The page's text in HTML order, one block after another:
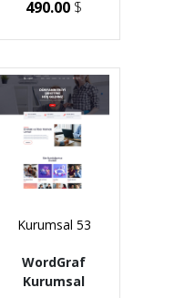
490.00 $
Kurumsal 53
WordGraf
Kurumsal